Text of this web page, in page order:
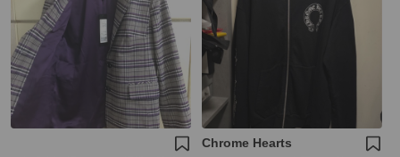
Chrome Hearts